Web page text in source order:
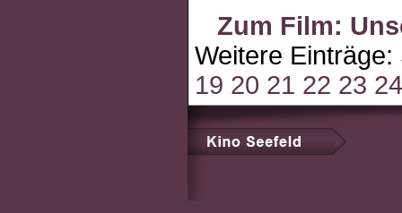
Zum Film:
Weitere
19 20 21 22 23 24